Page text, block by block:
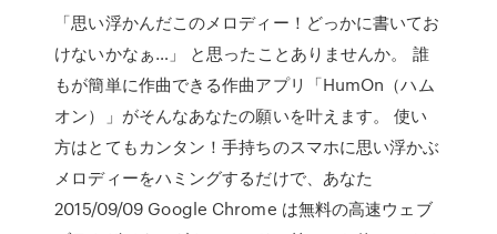
「思い浮かんだこのメロディー！どっかに書いてお
けないかなぁ…」 と思ったことありませんか。 誰
もが簡単に作曲できる作曲アプリ「HumOn（ハム
オン）」がそんなあなたの願いを叶えます。 使い
方はとてもカンタン！手持ちのスマホに思い浮かぶ
メロディーをハミングするだけで、あなた
2015/09/09 Google Chrome は無料の高速ウェブ